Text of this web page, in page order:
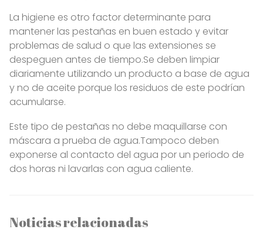
La higiene es otro factor determinante para
mantener las pestañas en buen estado y evitar
problemas de salud o que las extensiones se
despeguen antes de tiempo.Se deben limpiar
diariamente utilizando un producto a base de agua
y no de aceite porque los residuos de este podrían
acumularse.
Este tipo de pestañas no debe maquillarse con
máscara a prueba de agua.Tampoco deben
exponerse al contacto del agua por un periodo de
dos horas ni lavarlas con agua caliente.
Noticias relacionadas